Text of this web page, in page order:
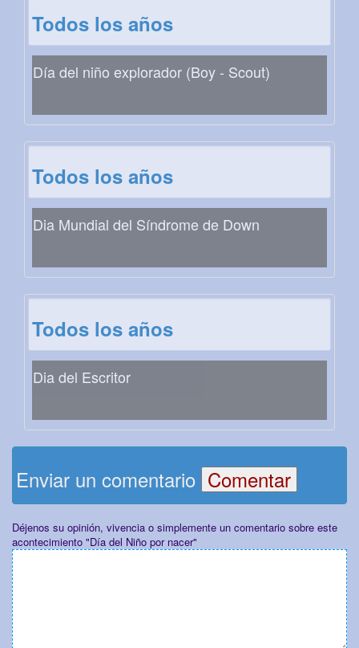
Todos los años
Día del niño explorador (Boy - Scout)
Todos los años
Dia Mundial del Síndrome de Down
Todos los años
Dia del Escritor
Enviar un comentario
Déjenos su opinión, vivencia o simplemente un comentario sobre este
acontecimiento "Día del Niño por nacer"